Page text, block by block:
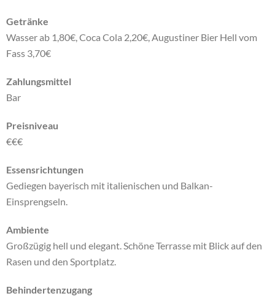
Getränke
Wasser ab 1,80€, Coca Cola 2,20€, Augustiner Bier Hell vom
Fass 3,70€
Zahlungsmittel
Bar
Preisniveau
€€€
Essensrichtungen
Gediegen bayerisch mit italienischen und Balkan-
Einsprengseln.
Ambiente
Großzügig hell und elegant. Schöne Terrasse mit Blick auf den
Rasen und den Sportplatz.
Behindertenzugang